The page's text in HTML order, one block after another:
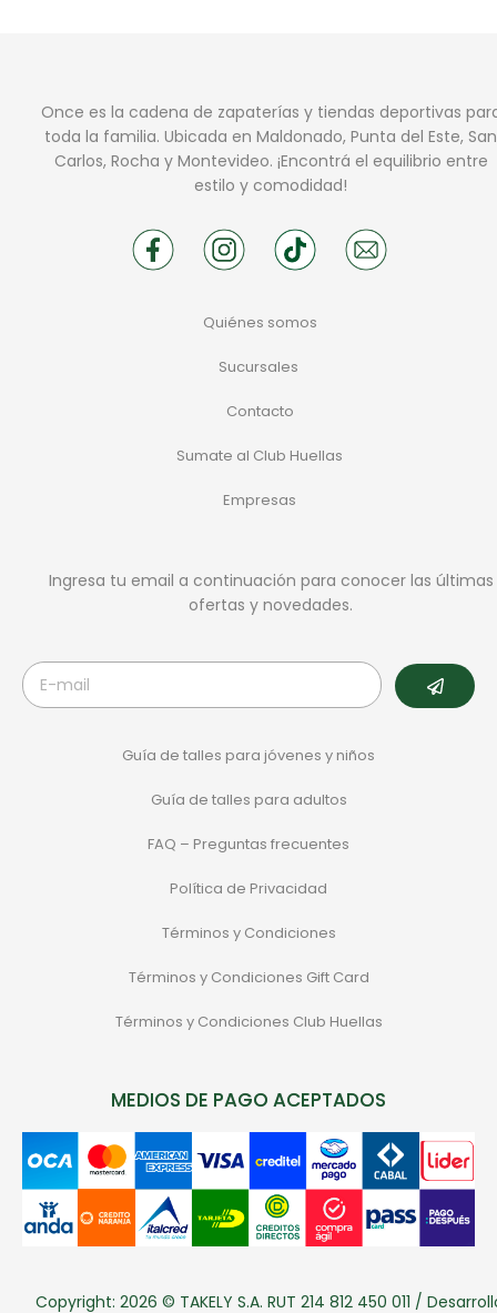
Once es la cadena de zapaterías y tiendas deportivas
toda la familia. Ubicada en Maldonado, Punta del Este, San
Carlos, Rocha y Montevideo. ¡Encontrá el equilibrio entre
estilo y comodidad!
Quiénes somos
Sucursales
Contacto
Sumate al Club Huellas
Empresas
Ingresa tu email a continuación para conocer las últimas
ofertas y novedades.
Guía de talles para jóvenes y niños
Guía de talles para adultos
FAQ – Preguntas frecuentes
Política de Privacidad
Términos y Condiciones
Términos y Condiciones Gift Card
Términos y Condiciones Club Huellas
MEDIOS DE PAGO ACEPTADOS
Copyright: 2026 © TAKELY S.A. RUT 214 812 450 011 /